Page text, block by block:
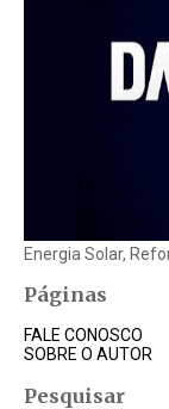
Energia Solar,
Páginas
FALE CONOSCO
SOBRE O AUTOR
Pesquisar